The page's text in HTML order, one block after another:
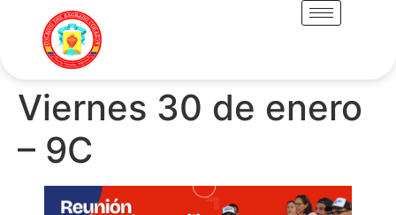
Viernes 30 de enero
– 9C